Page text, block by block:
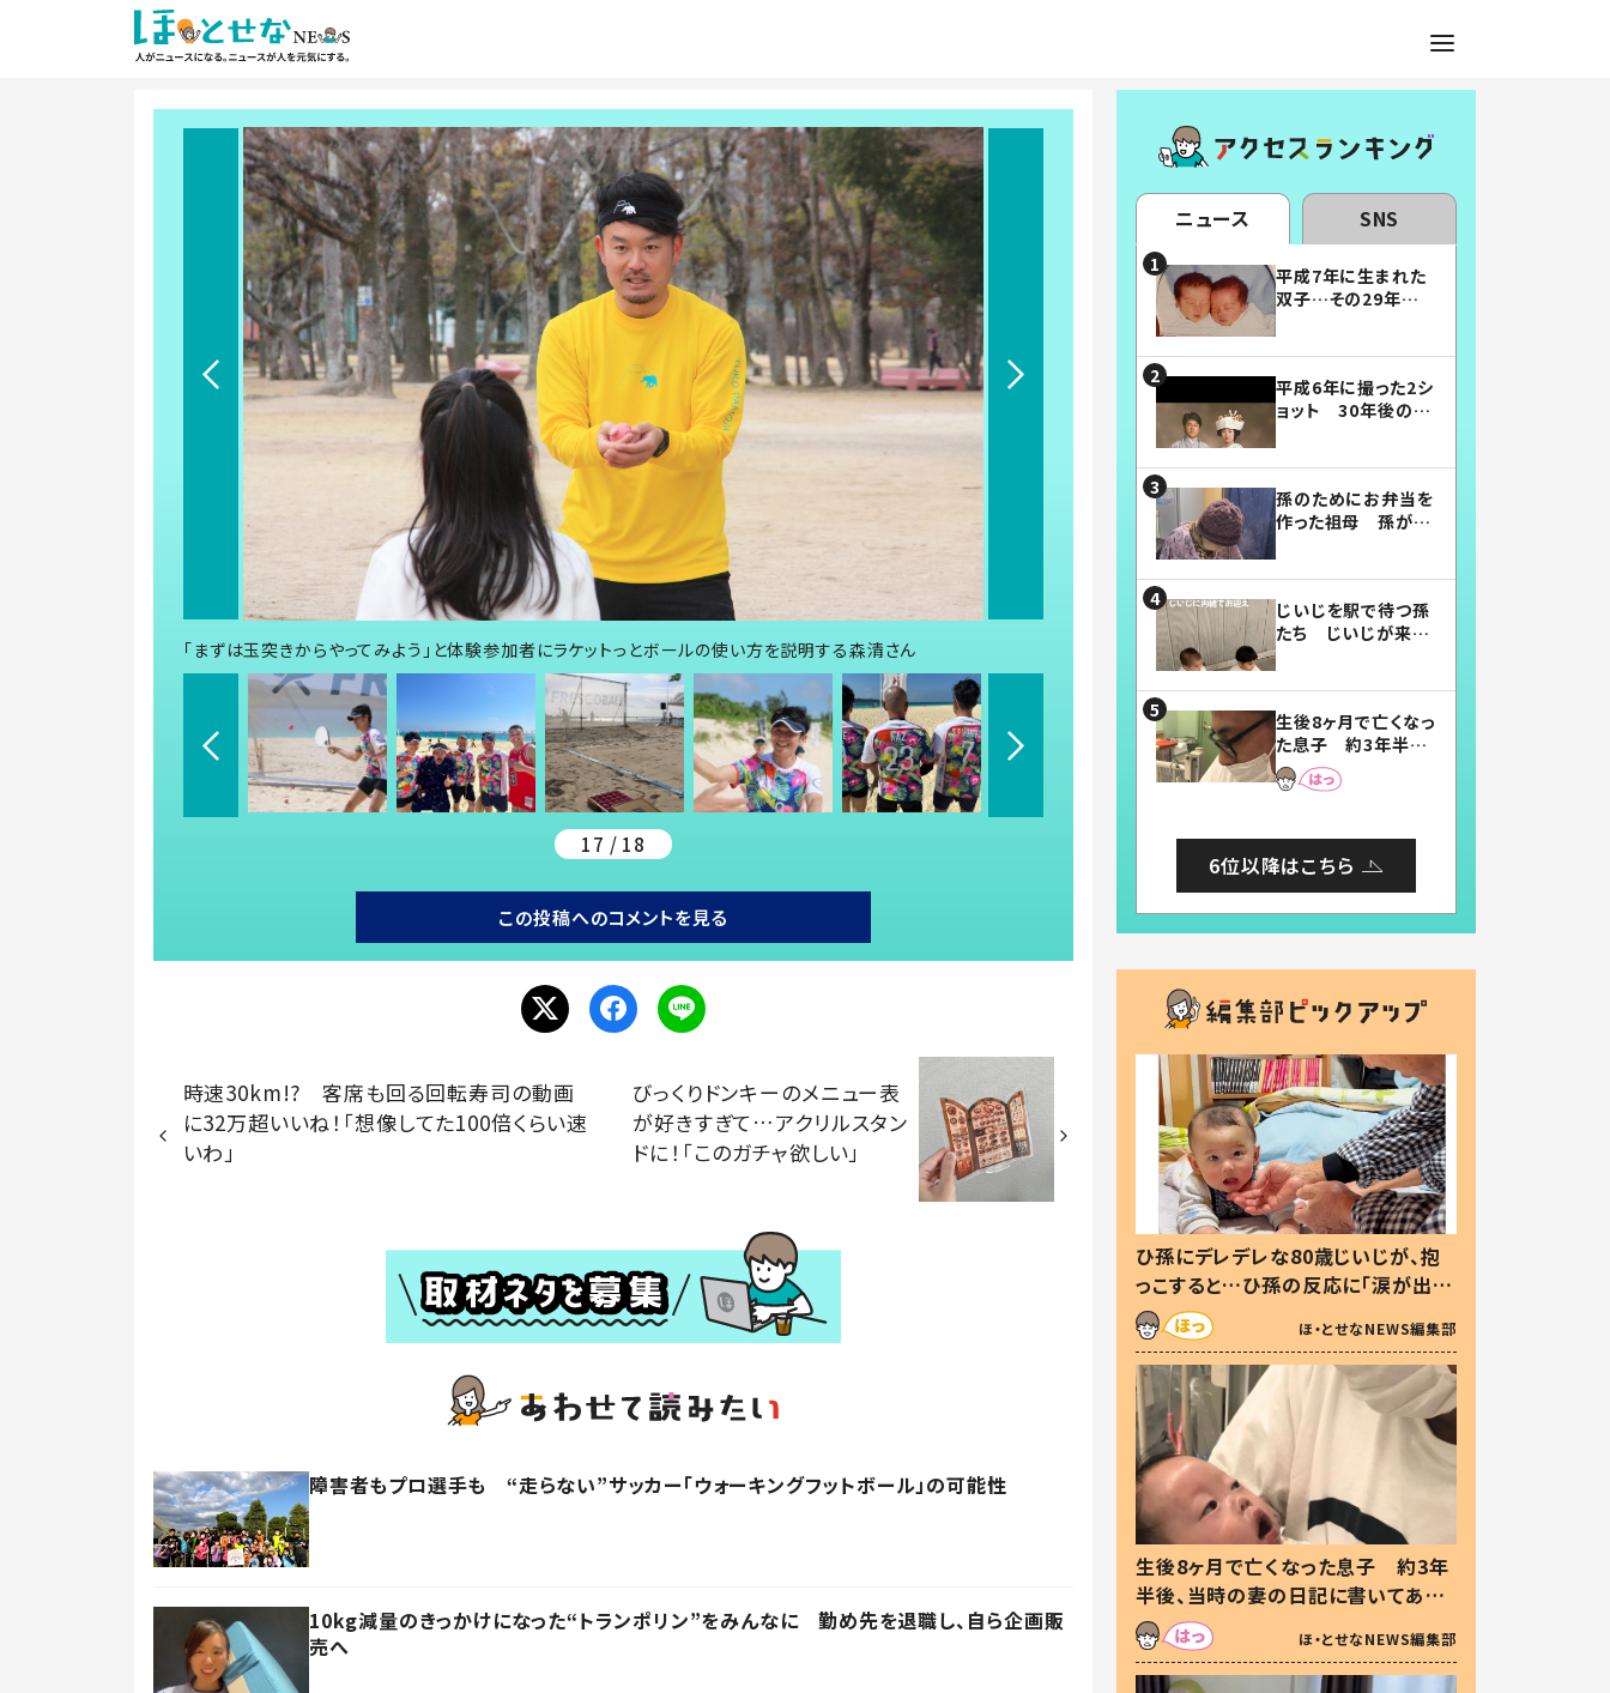
「まずは玉突きからやってみよう」と体験参加者にラケットっとボールの使い方を説明する森清さん
17 / 18
この投稿へのコメントを見る
時速30km!? 客席も回る回転寿司の動画
に32万超いいね！「想像してた100倍くらい速
いわ」
びっくりドンキーのメニュー表
が好きすぎて…アクリルスタン
ドに！「このガチャ欲しい」
障害者もプロ選手も “走らない”サッカー「ウォーキングフットボール」の可能性
10kg減量のきっかけになった“トランポリン”をみんなに 勤め先を退職し、自ら企画販
売へ
ニュース SNS
平成7年に生まれた
双子…その29年後
平成6年に撮った2シ
ョット 30年後の姿
孫のためにお弁当を
作った祖母 孫が絶
じいじを駅で待つ孫
たち じいじが来た
まらない」「幸せにな
れる」
生後8ヶ月で亡くなっ
た息子 約3年半
後、当時の妻の日記
に書いてあった本音
6位以降はこちら
ひ孫にデレデレな80歳じいじが、抱
っこすると…ひ孫の反応に「涙が出ま
した」「可愛くて仕方ない」
ほ・とせなNEWS編集部
生後8ヶ月で亡くなった息子 約3年
半後、当時の妻の日記に書いてあっ
た本音とは
ほ・とせなNEWS編集部